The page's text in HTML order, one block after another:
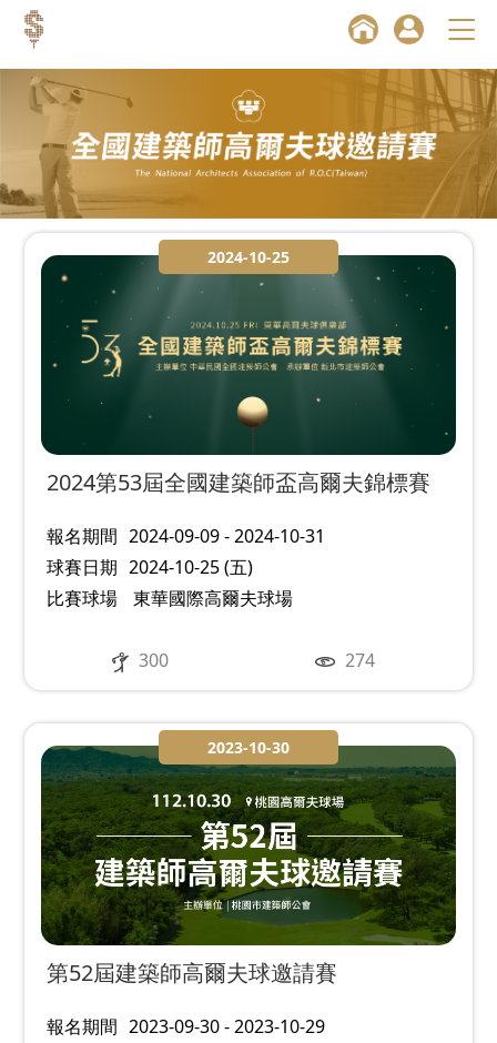
2024-10-25
2024第53屆全國建築師盃高爾夫錦標賽
報名期間 2024-09-09 - 2024-10-31
球賽日期 2024-10-25 (五)
比賽球場
東華國際高爾夫球場
300 274
2023-10-30
第52屆建築師高爾夫球邀請賽
報名期間 2023-09-30 - 2023-10-29